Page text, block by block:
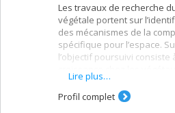
Les travaux de recherche
végétale portent sur
des mécanismes de la
spécifique pour l’espace.
l’objectif poursuivi
compétition entre plantes
conséquences sur la
acquise par le laboratoire
Lire plus…
Profil complet